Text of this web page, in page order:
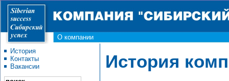
О компании
История
Контакты
Вакансии
История